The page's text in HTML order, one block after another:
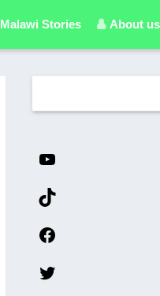
Malawi Stories About us